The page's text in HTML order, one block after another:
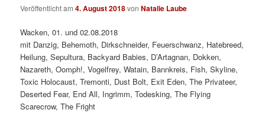
Veröffentlicht am4. August 2018vonNatalie Laube
Wacken, 01. und 02.08.2018
mit Danzig, Behemoth, Dirkschneider, Feuerschwanz, Hatebreed,
Heilung, Sepultura, Backyard Babies, D’Artagnan, Dokken,
Nazareth, Oomph!, Vogelfrey, Watain, Bannkreis, Fish, Skyline,
Toxic Holocaust, Tremonti, Dust Bolt, Exit Eden, The Privateer,
Deserted Fear, End All, Ingrimm, Todesking, The Flying
Scarecrow, The Fright